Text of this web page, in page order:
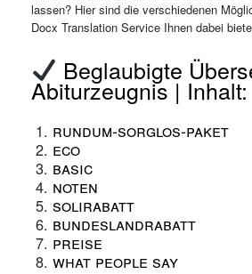
lassen? Hier sind die verschiedenen
Docx Translation Service Ihnen dabei
Beglaubigte
Abiturzeugnis | Inhalt:
Rundum-Sorglos-Paket
Eco
Basic
Noten
Solirabatt
Bundeslandrabatt
Preise
What People Say